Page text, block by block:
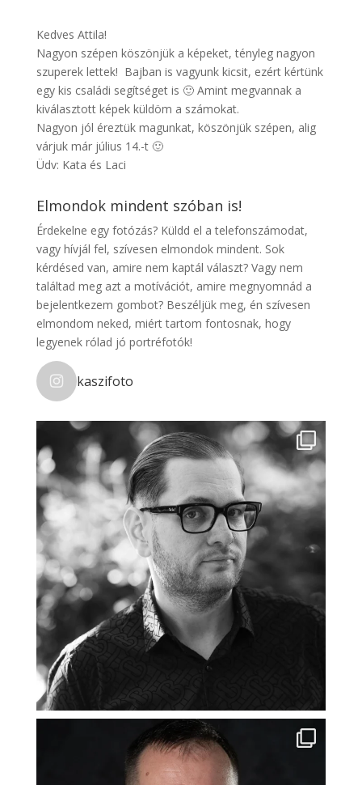
Kedves Attila!
Nagyon szépen köszönjük a képeket, tényleg nagyon
szuperek lettek! Bajban is vagyunk kicsit, ezért kértünk
egy kis családi segítséget is 🙂 Amint megvannak a
kiválasztott képek küldöm a számokat.
Nagyon jól éreztük magunkat, köszönjük szépen, alig
várjuk már július 14.-t 🙂
Üdv: Kata és Laci
Elmondok mindent szóban is!
Érdekelne egy fotózás? Küldd el a telefonszámodat,
vagy hívjál fel, szívesen elmondok mindent. Sok
kérdésed van, amire nem kaptál választ? Vagy nem
találtad meg azt a motívációt, amire megnyomnád a
bejelentkezem gombot? Beszéljük meg, én szívesen
elmondom neked, miért tartom fontosnak, hogy
legyenek rólad jó portréfotók!
kaszifoto